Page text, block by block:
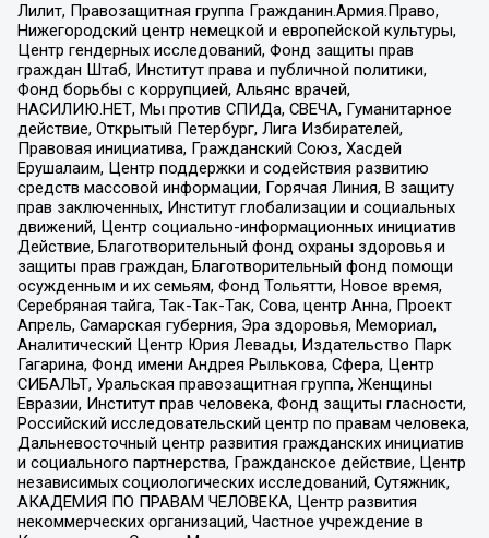
Лилит, Правозащитная группа Гражданин.Армия.Право,
Нижегородский центр немецкой и европейской культуры,
Центр гендерных исследований, Фонд защиты прав
граждан Штаб, Институт права и публичной политики,
Фонд борьбы с коррупцией, Альянс врачей,
НАСИЛИЮ.НЕТ, Мы против СПИДа, СВЕЧА, Гуманитарное
действие, Открытый Петербург, Лига Избирателей,
Правовая инициатива, Гражданский Союз, Хасдей
Ерушалаим, Центр поддержки и содействия развитию
средств массовой информации, Горячая Линия, В защиту
прав заключенных, Институт глобализации и социальных
движений, Центр социально-информационных инициатив
Действие, Благотворительный фонд охраны здоровья и
защиты прав граждан, Благотворительный фонд помощи
осужденным и их семьям, Фонд Тольятти, Новое время,
Серебряная тайга, Так-Так-Так, Сова, центр Анна, Проект
Апрель, Самарская губерния, Эра здоровья, Мемориал,
Аналитический Центр Юрия Левады, Издательство Парк
Гагарина, Фонд имени Андрея Рылькова, Сфера, Центр
СИБАЛЬТ, Уральская правозащитная группа, Женщины
Евразии, Институт прав человека, Фонд защиты гласности,
Российский исследовательский центр по правам человека,
Дальневосточный центр развития гражданских инициатив
и социального партнерства, Гражданское действие, Центр
независимых социологических исследований, Сутяжник,
АКАДЕМИЯ ПО ПРАВАМ ЧЕЛОВЕКА, Центр развития
некоммерческих организаций, Частное учреждение в